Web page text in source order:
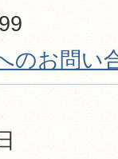
のお問い